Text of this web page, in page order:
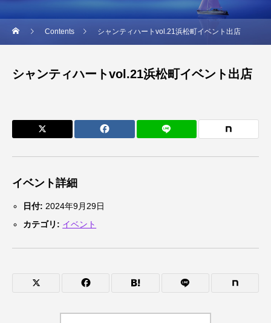
Contents シャンティハートvol.21浜松町イベント出店
シャンティハートvol.21浜松町イベント出店
イベント詳細
日付: 2024年9月29日
カテゴリ: イベント